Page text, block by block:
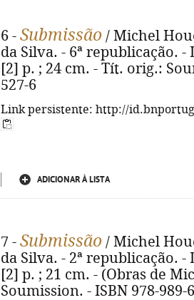
6 - Submissão / Michel
da Silva. - 6ª republicação. -
[2] p. ; 24 cm. - Tít. orig.:
527-6
Link persistente: http://
ADICIONAR À LISTA
7 - Submissão / Michel
da Silva. - 2ª republicação. -
[2] p. ; 21 cm. - (Obras de
Soumission. - ISBN 978-989-